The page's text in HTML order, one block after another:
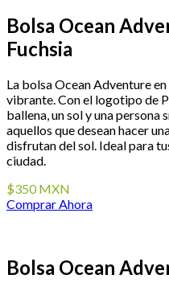
Bolsa Ocean
Fuchsia
La bolsa Ocean Adventure
vibrante. Con el logotipo de
ballena, un sol y una
aquellos que desean hacer
disfrutan del sol. Ideal para
ciudad.
$350 MXN
Comprar Ahora
Bolsa Ocean